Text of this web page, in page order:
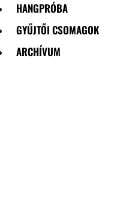
HANGPRÓBA
GYŰJTŐI CSOMAGOK
ARCHÍVUM